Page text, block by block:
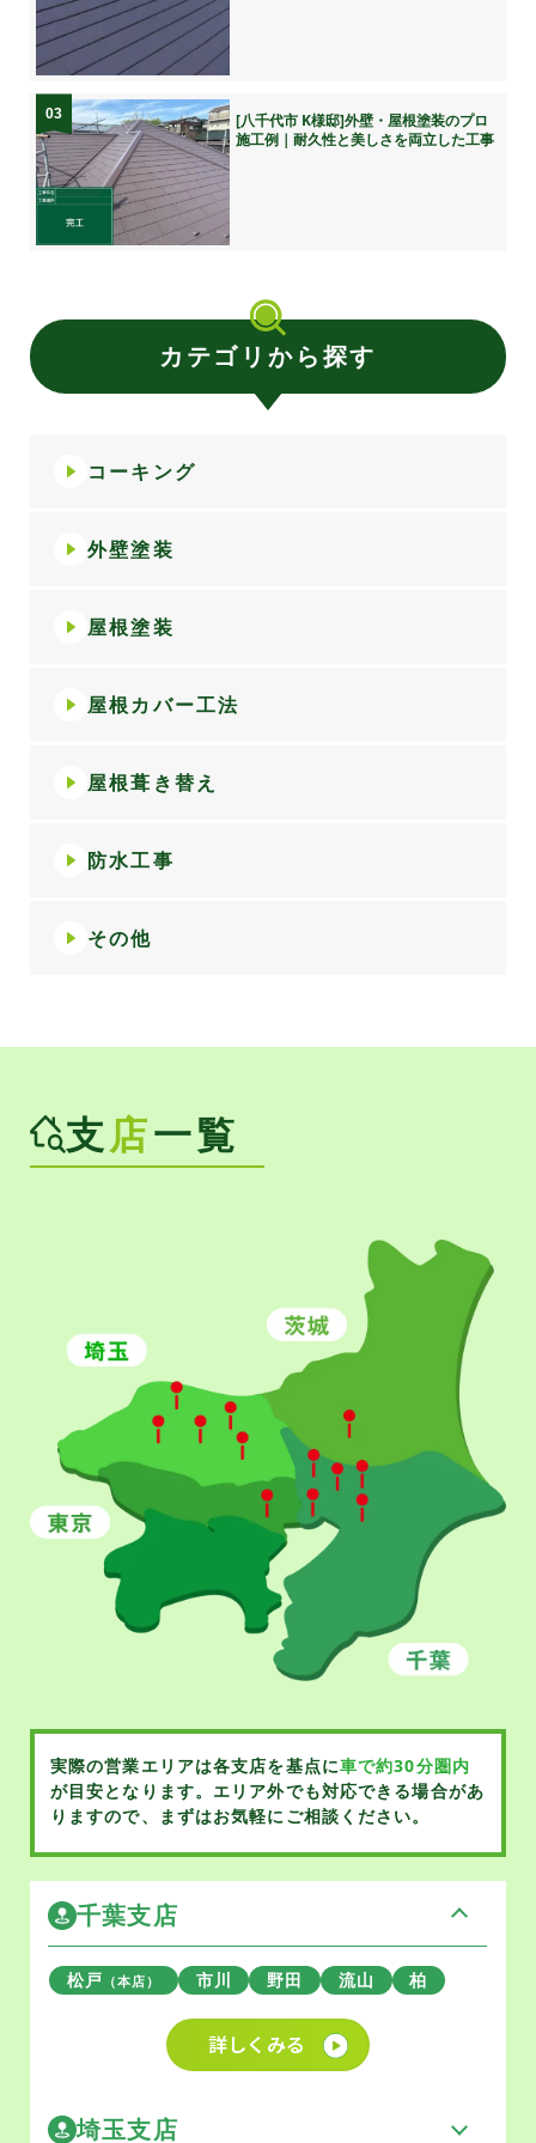
03
[八千代市 K様邸]外壁・屋根塗装のプロ
施工例｜耐久性と美しさを両立した工事
カテゴリから探す
コーキング
外壁塗装
屋根塗装
屋根カバー工法
屋根葺き替え
防水工事
その他
支店一覧
実際の営業エリアは各支店を基点に車で約30分圏内
が目安となります。 エリア外でも対応できる場合があ
りますので、まずはお気軽にご相談ください。
千葉支店
松戸 （本店） 市川 野田 流山 柏
詳しくみる
埼玉支店